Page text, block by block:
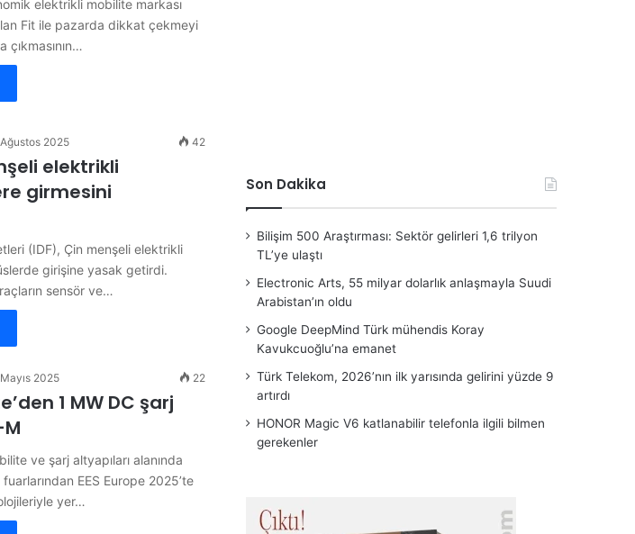
elektrikli mobilite markası
Fit ile pazarda dikkat çekmeyi
çıkmasının…
2025 42
elektrikli
girmesini
(IDF), Çin menşeli elektrikli
girişine yasak getirdi.
sensör ve…
2025 22
1 MW DC şarj
ve şarj altyapıları alanında
EES Europe 2025’te
yer…
Son Dakika
Bilişim 500 Araştırması: Sektör gelirleri 1,6 trilyon
TL’ye ulaştı
Electronic Arts, 55 milyar dolarlık anlaşmayla Suudi
Arabistan’ın oldu
Google DeepMind Türk mühendis Koray
Kavukcuoğlu’na emanet
Türk Telekom, 2026’nın ilk yarısında gelirini yüzde 9
artırdı
HONOR Magic V6 katlanabilir telefonla ilgili bilmen
gerekenler